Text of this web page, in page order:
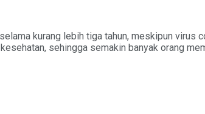
kurang lebih tiga tahun, meskipun virus
sehingga semakin banyak orang